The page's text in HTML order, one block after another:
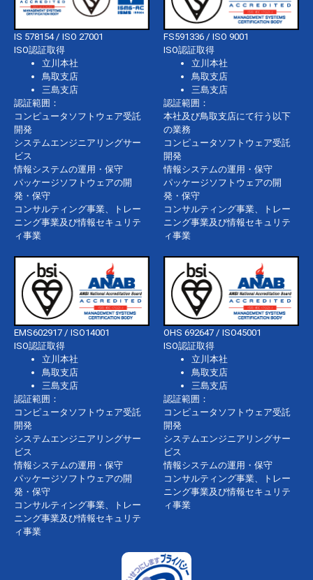
IS 578154 / ISO 27001
ISO認証取得
立川本社
鳥取支店
三島支店
認証範囲：
コンピュータソフトウェア受託
開発
システムエンジニアリングサー
ビス
情報システムの運用・保守
パッケージソフトウェアの開
発・保守
コンサルティング事業、トレー
ニング事業及び情報セキュリテ
ィ事業
FS591336 / ISO 9001
ISO認証取得
立川本社
鳥取支店
三島支店
認証範囲：
本社及び鳥取支店にて行う以下
の業務
コンピュータソフトウェア受託
開発
情報システムの運用・保守
パッケージソフトウェアの開
発・保守
コンサルティング事業、トレー
ニング事業及び情報セキュリテ
ィ事業
EMS602917 / ISO14001
ISO認証取得
立川本社
鳥取支店
三島支店
認証範囲：
コンピュータソフトウェア受託
開発
システムエンジニアリングサー
ビス
情報システムの運用・保守
パッケージソフトウェアの開
発・保守
コンサルティング事業、トレー
ニング事業及び情報セキュリテ
ィ事業
OHS 692647 / ISO45001
ISO認証取得
立川本社
鳥取支店
三島支店
認証範囲：
コンピュータソフトウェア受託
開発
システムエンジニアリングサー
ビス
情報システムの運用・保守
コンサルティング事業、トレー
ニング事業及び情報セキュリテ
ィ事業